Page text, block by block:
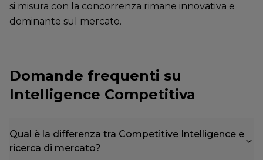
si misura con la concorrenza rimane innovativa e
dominante sul mercato.
Domande frequenti su
Intelligence Competitiva
Qual è la differenza tra Competitive Intelligence e
ricerca di mercato?